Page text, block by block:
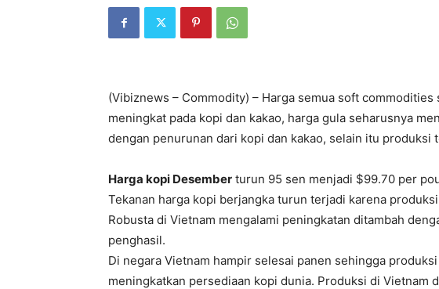
(Vibiznews – Commodity) – Harga semua soft
meningkat pada kopi dan kakao, harga gula seharusnya
dengan penurunan dari kopi dan kakao, selain itu produksi
Harga kopi Desember turun 95 sen menjadi $99.70 per
Tekanan harga kopi berjangka turun terjadi karena
Robusta di Vietnam mengalami peningkatan ditambah
penghasil.
Di negara Vietnam hampir selesai panen sehingga
meningkatkan persediaan kopi dunia. Produksi di Vietnam